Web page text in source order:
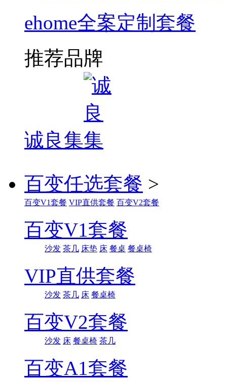
ehome全案定制套餐
推荐品牌
诚良集
百变任选套餐 >
百变V1套餐 VIP直供套餐 百变V2套餐
百变V1套餐
沙发 茶几 床垫 床 餐桌 餐桌椅
VIP直供套餐
沙发 茶几 床 餐桌椅
百变V2套餐
沙发 床 餐桌椅 茶几
百变A1套餐